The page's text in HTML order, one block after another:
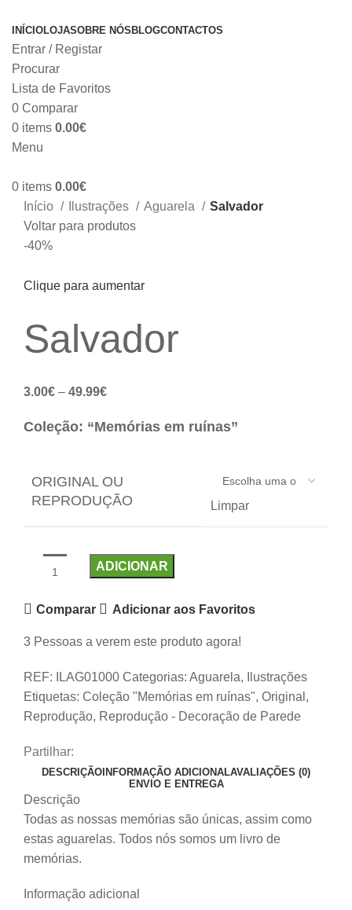
INÍCIOLOJASOBRE NÓS BLOGCONTACTOS
Entrar / Registar
Procurar
Lista de Favoritos
0 Comparar
0 items 0.00€
Menu
0 items 0.00€
Início
Ilustrações Aguarela
Salvador
Voltar para produtos
-40%
Clique para aumentar
Salvador
3.00€ – 49.99€
Coleção: “Memórias em ruínas”
ORIGINAL OU
REPRODUÇÃO
Limpar
ADICIONAR
Comparar Adicionar aos Favoritos
3 Pessoas a verem este produto agora!
REF: ILAG01000 Categorias: Aguarela,
Ilustrações
Etiquetas: Coleção "Memórias em ruínas", Original ,
Reprodução, Reprodução - Decoração de Parede
Partilhar:
DESCRIÇÃO INFORMAÇÃO ADICIONALAVALIAÇÕES (0)
ENVIO E ENTREGA
Descrição
Todas as nossas memórias são únicas, assim como
estas aguarelas. Todos nós somos um livro de
memórias.
Informação adicional